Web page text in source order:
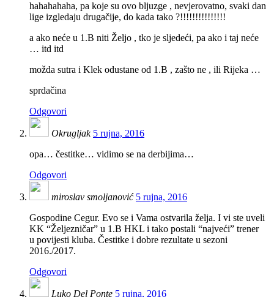
hahahahaha, pa koje su ovo bljuzge , nevjerovatno, svaki dan
lige izgledaju drugačije, do kada tako ?!!!!!!!!!!!!!!!
a ako neće u 1.B niti Željo , tko je sljedeći, pa ako i taj neće
… itd itd
možda sutra i Klek odustane od 1.B , zašto ne , ili Rijeka …
sprdačina
Odgovori
Okrugljak 5 rujna, 2016
opa… čestitke… vidimo se na derbijima…
Odgovori
miroslav smoljanović 5 rujna, 2016
Gospodine Cegur. Evo se i Vama ostvarila želja. I vi ste uveli
KK “Željezničar” u 1.B HKL i tako postali “najveći” trener
u povijesti kluba. Čestitke i dobre rezultate u sezoni
2016./2017.
Odgovori
Luko Del Ponte 5 rujna, 2016